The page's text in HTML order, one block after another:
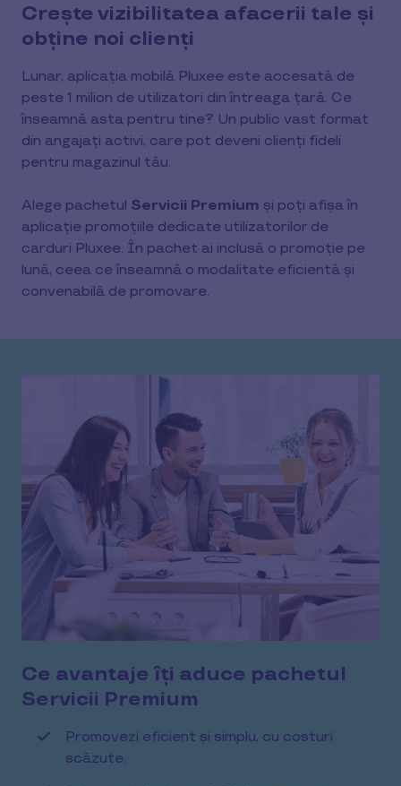
Crește vizibilitatea afacerii tale și
obține noi clienți
Lunar, aplicația mobilă Pluxee este accesată de
peste 1 milion de utilizatori din întreaga țară. Ce
înseamnă asta pentru tine? Un public vast format
din angajați activi, care pot deveni clienți fideli
pentru magazinul tău.
Alege pachetul Servicii Premium și poți afișa în
aplicație promoțiile dedicate utilizatorilor de
carduri Pluxee. În pachet ai inclusă o promoție pe
lună, ceea ce înseamnă o modalitate eficientă și
convenabilă de promovare.
Ce avantaje îți aduce pachetul
Servicii Premium
Promovezi eficient și simplu, cu costuri
scăzute.